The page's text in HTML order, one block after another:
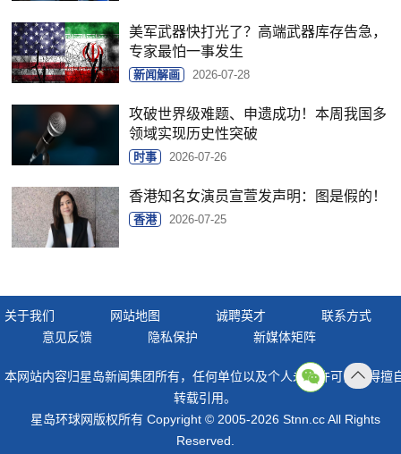
美军武器快打光了？高端武器库存告急，
专家最怕一事发生
新闻解画 2026-07-28
攻破世界级难题、申遗成功！本周我国多
领域实现历史性突破
时事 2026-07-26
香港知名女演员宣萱发声明：图是假的！
香港 2026-07-25
关于我们 网站地图 诚聘英才
联系方式
意见反馈
隐私保护 新媒体矩阵
本网站内容归星岛新闻集团所有，任何单位以及个人未经许可，不得擅
转载引用。
星岛环球网版权所有 Copyright © 2005-2026 Stnn.cc All Rights
Reserved.
顶部